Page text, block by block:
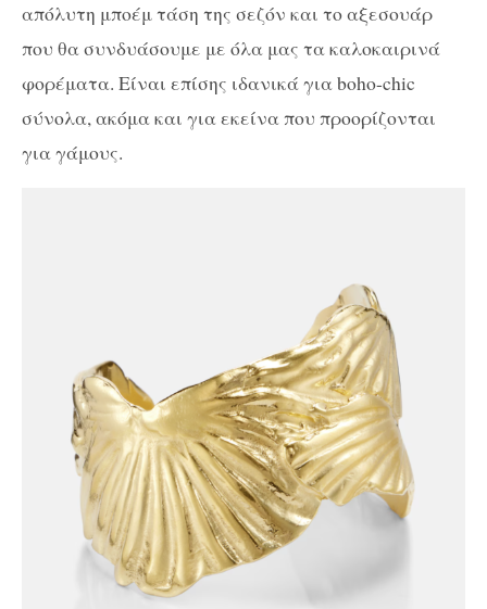
απόλυτη μποέμ τάση της σεζόν και το αξεσουάρ
που θα συνδυάσουμε με όλα μας τα καλοκαιρινά
φορέματα. Είναι επίσης ιδανικά για boho-chic
σύνολα, ακόμα και για εκείνα που προορίζονται
για γάμους.